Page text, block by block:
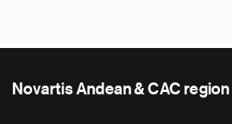
Novartis Andean & CAC region